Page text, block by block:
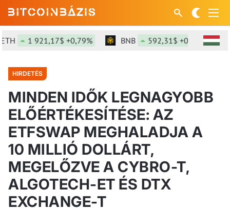
1 921,17$ +0,79% BNB 592,31$ +0,07%
HIRDETÉS
MINDEN IDŐK LEGNAGYOBB
ELŐÉRTÉKESÍTÉSE: AZ
ETFSWAP MEGHALADJA A
10 MILLIÓ DOLLÁRT,
MEGELŐZVE A CYBRO-T,
ALGOTECH-ET ÉS DTX
EXCHANGE-T